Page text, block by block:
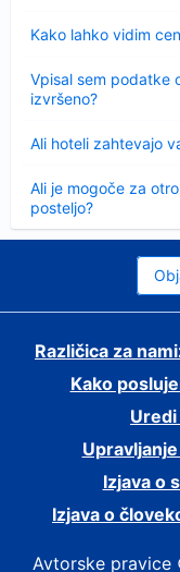
Kako lahko vidim
Vpisal sem podatke
izvršeno?
Ali hoteli zahtevajo
Ali je mogoče za
posteljo?
Različica za
Kako
Izjava o
Izjava o
Avtorske pravice